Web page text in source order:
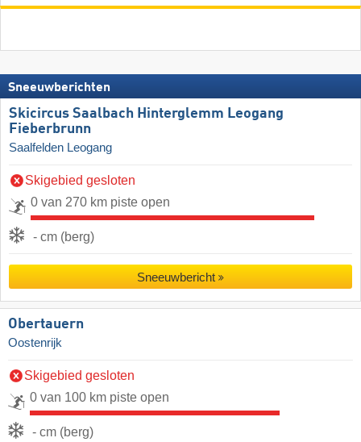
Sneeuwberichten
Skicircus Saalbach Hinterglemm Leogang
Fieberbrunn
Saalfelden Leogang
Skigebied gesloten
0 van 270 km piste open
- cm (berg)
Sneeuwbericht
Obertauern
Oostenrijk
Skigebied gesloten
0 van 100 km piste open
- cm (berg)